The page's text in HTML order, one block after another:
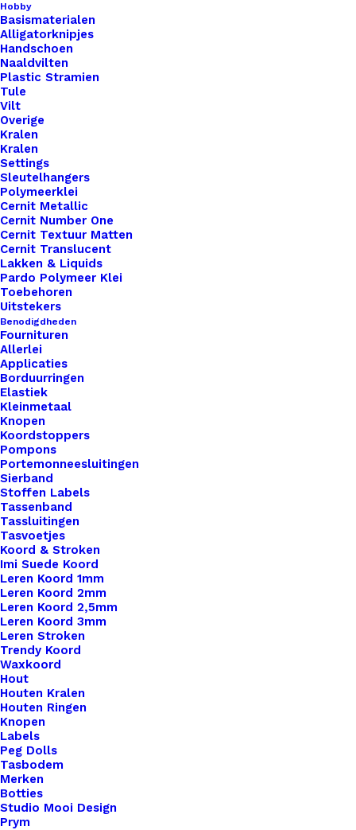
Hobby
Basismaterialen
Alligatorknipjes
Handschoen
Naaldvilten
Plastic Stramien
Tule
Vilt
Overige
Kralen
Kralen
Settings
Sleutelhangers
Polymeerklei
Cernit Metallic
Cernit Number One
Cernit Textuur Matten
Cernit Translucent
Lakken & Liquids
Pardo Polymeer Klei
Toebehoren
Uitstekers
Benodigdheden
Fournituren
Allerlei
Applicaties
Borduurringen
Elastiek
Kleinmetaal
Knopen
Koordstoppers
Pompons
Portemonneesluitingen
Sierband
Stoffen Labels
Tassenband
Tassluitingen
Tasvoetjes
Koord & Stroken
Imi Suede Koord
Leren Koord 1mm
Leren Koord 2mm
Leren Koord 2,5mm
Leren Koord 3mm
Leren Stroken
Trendy Koord
Waxkoord
Hout
Houten Kralen
Houten Ringen
Knopen
Labels
Peg Dolls
Tasbodem
Merken
Botties
Studio Mooi Design
Prym
Vegan Leren Sokken Labels Handknitted
€3,50
Vegan leren label voor Lipbalm
€1,50